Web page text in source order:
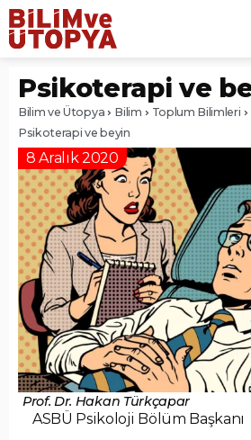
Psikoterapi ve
Bilim ve Ütopya Bilim Toplum Bilimleri
Psikoterapi ve beyin
8 Aralık 2020
Prof. Dr. Hakan Türkçapar
ASBÜ Psikoloji Bölüm Başkanı